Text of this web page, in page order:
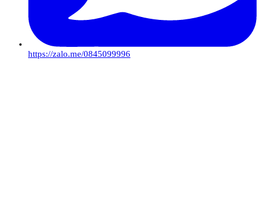
https://zalo.me/0845099996